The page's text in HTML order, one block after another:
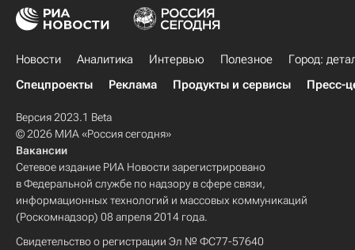
Новости Аналитика Интервью Полезное
Город:
Спецпроекты
Реклама Продукты и сервисы Пресс-
Версия 2023.1 Beta
© 2026 МИА «Россия сегодня»
Вакансии
Сетевое издание РИА Новости зарегистрировано
в Федеральной службе по надзору в сфере связи,
информационных технологий и массовых коммуникаций
(Роскомнадзор) 08 апреля 2014 года.
Свидетельство о регистрации Эл № ФС77-57640